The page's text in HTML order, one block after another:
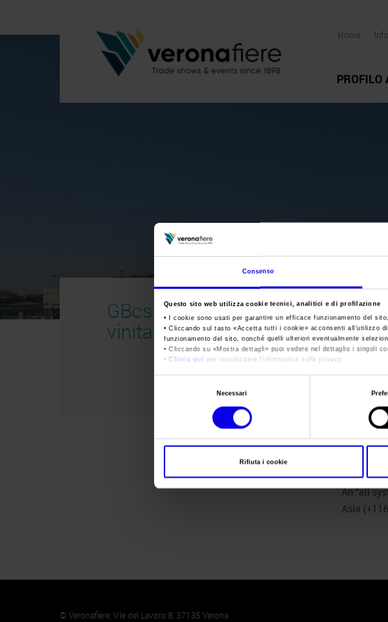
Consenso
Questo sito web utilizza cookie tecnici, analitici e di profilazione
• I cookie sono usati per garantire un efficace funzionamento del
• Cliccando sul tasto «Accetta tutti i cookie» acconsenti all’utilizzo
funzionamento del sito, nonché quelli ulteriori eventualmente
• Cliccando su «Mostra dettagli» puoi vedere nel dettaglio i singoli
•Clicca qui per visualizzare l'informativa sulla privacy.
Necessari
Rifiuta i cookie
Home
PROFILO
GBcs chiusura
vinitaly 2023
Sei in:
GBcs
An “all
Asia
Memento
© Veronafiere, V.le del Lavoro 8, 37135 Verona